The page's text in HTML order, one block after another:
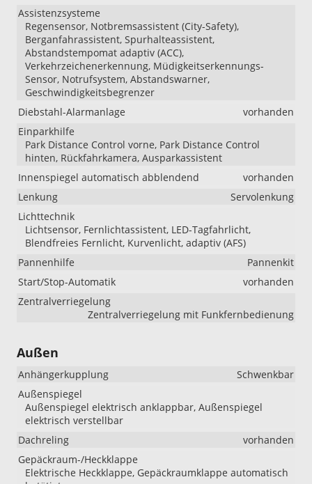
Assistenzsysteme
Regensensor, Notbremsassistent (City-Safety),
Berganfahrassistent, Spurhalteassistent,
Abstandstempomat adaptiv (ACC),
Verkehrzeichenerkennung, Müdigkeitserkennungs-
Sensor, Notrufsystem, Abstandswarner,
Geschwindigkeitsbegrenzer
Diebstahl-Alarmanlage
vorhanden
Einparkhilfe
Park Distance Control vorne, Park Distance Control
hinten, Rückfahrkamera, Ausparkassistent
Innenspiegel automatisch abblendend
vorhanden
Lenkung
Servolenkung
Lichttechnik
Lichtsensor, Fernlichtassistent, LED-Tagfahrlicht,
Blendfreies Fernlicht, Kurvenlicht, adaptiv (AFS)
Pannenhilfe
Pannenkit
Start/Stop-Automatik
vorhanden
Zentralverriegelung
Zentralverriegelung mit Funkfernbedienung
Außen
Anhängerkupplung
Schwenkbar
Außenspiegel
Außenspiegel elektrisch anklappbar, Außenspiegel
elektrisch verstellbar
Dachreling
vorhanden
Gepäckraum-/Heckklappe
Elektrische Heckklappe, Gepäckraumklappe automatisch